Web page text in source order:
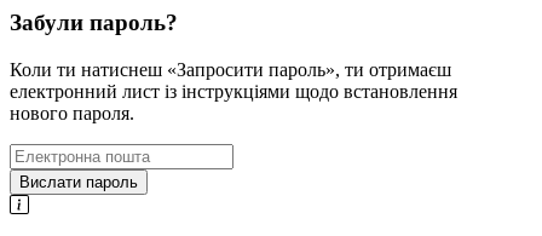
Забули пароль?
Коли ти натиснеш «Запросити пароль», ти отримаєш
електронний лист із інструкціями щодо встановлення
нового пароля.
Вислати пароль